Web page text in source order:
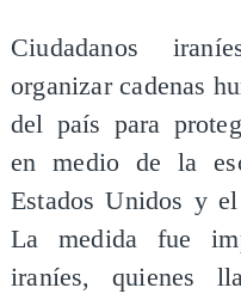
Ciudadanos
organizar cadenas
del país para
en medio de la
Estados Unidos y
La medida fue
iraníes, quienes